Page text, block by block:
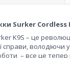
Surker Cordless
K9S – це
справи, володіючи
– все це тепер